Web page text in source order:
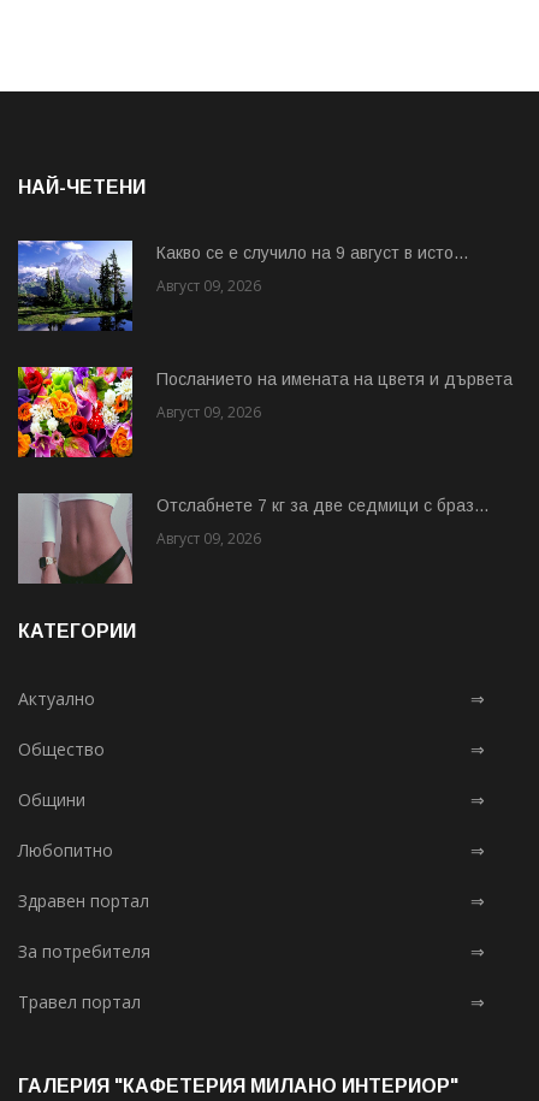
НАЙ-ЧЕТЕНИ
Какво се е случило на 9 август в исто...
Август 09, 2026
Посланието на имената на цветя и дървета
Август 09, 2026
Отслабнете 7 кг за две седмици с браз...
Август 09, 2026
КАТЕГОРИИ
Актуално ⇒
Общество ⇒
Общини ⇒
Любопитно ⇒
Здравен портал ⇒
За потребителя ⇒
Травел портал ⇒
ГАЛЕРИЯ "КАФЕТЕРИЯ МИЛАНО ИНТЕРИОР"